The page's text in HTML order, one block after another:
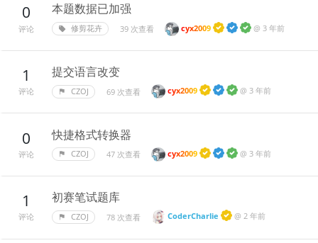
0
评论
本题数据已加强
修剪花卉 39 次查看 cyx2009 @ 3 年前
1
评论
提交语言改变
CZOJ 69 次查看 cyx2009 @ 3 年前
0
评论
快捷格式转换器
CZOJ 47 次查看 cyx2009 @ 3 年前
1
评论
初赛笔试题库
CZOJ 78 次查看 CoderCharlie @ 2 年前